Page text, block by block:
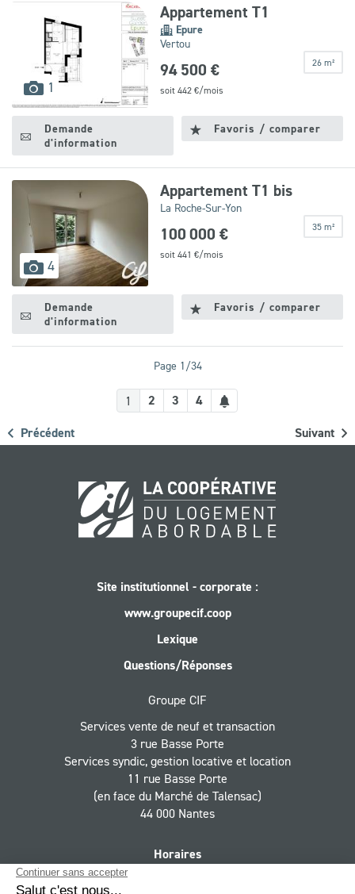
1 images
disponibles
Appartement T1
Epure
Vertou
26 m²
94 500 €
soit 442€/mois
Demande
d'information
Favoris / comparer
4images
disponibles
Appartement T1 bis
La Roche-Sur-Yon
35 m²
100 000 €
soit 441 €/mois
Demande
d'information
Favoris / comparer
Page 1/34
Précédent
1 2 3 4
Créer
une
Suivant
Site institutionnel - corporate :
www.groupecif.coop
Lexique
Questions/Réponses
Groupe CIF
Services vente de neuf et transaction
3 rue Basse Porte
Services syndic, gestion locative et location
11 rue Basse Porte
(en face du Marché de Talensac)
44 000 Nantes
Horaires
Du lundi au jeudi 9h - 12h30, 13h30 - 18h,